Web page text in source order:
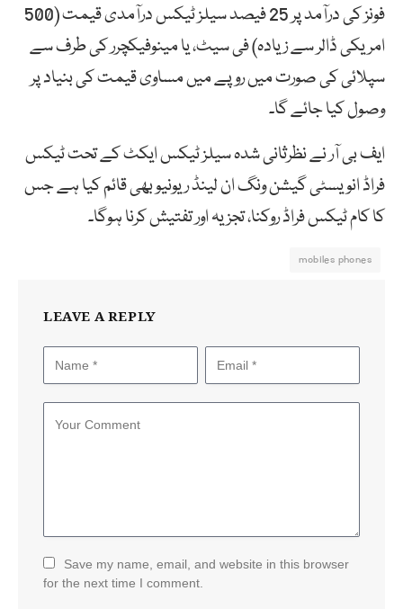
فونز کی درآمد پر 25 فیصد سیلز ٹیکس درآمدی قیمت (500
امریکی ڈالر سے زیادہ) فی سیٹ، یا مینوفیکچرر کی طرف سے
سپلائی کی صورت میں روپے میں مساوی قیمت کی بنیاد پر
وصول کیا جائے گا۔
ایف بی آر نے نظرثانی شدہ سیلز ٹیکس ایکٹ کے تحت ٹیکس
فراڈ انویسٹی گیشن ونگ ان لینڈ ریونیو بھی قائم کیا ہے جس
کا کام ٹیکس فراڈ روکنا، تجزیہ اور تفتیش کرنا ہوگا۔
mobiles phones
LEAVE A REPLY
Save my name, email, and website in this browser
for the next time I comment.